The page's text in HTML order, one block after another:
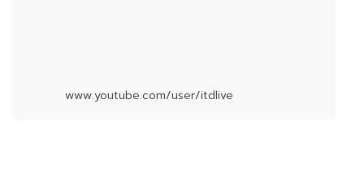
www.youtube.com/user/itdlive